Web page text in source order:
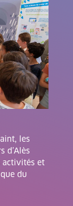
les
d’Alès
activités et
du